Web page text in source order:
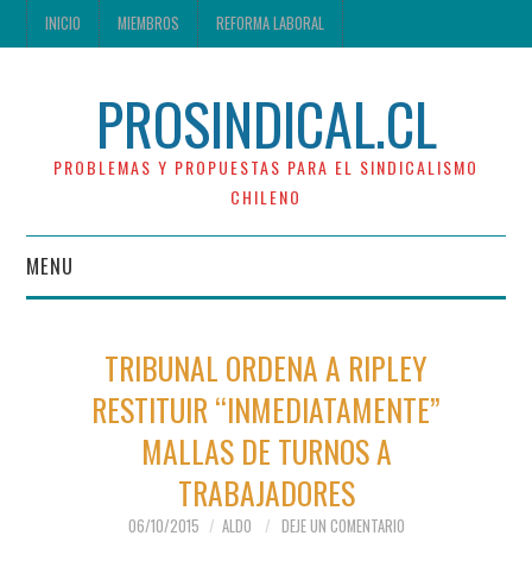
INICIO MIEMBROS REFORMA LABORAL
PROSINDICAL.CL
PROBLEMAS Y PROPUESTAS PARA EL SINDICALISMO
CHILENO
MENU
MIEMBROS
REFORMA LABORAL
TRIBUNAL ORDENA A RIPLEY
RESTITUIR “INMEDIATAMENTE”
MALLAS DE TURNOS A
TRABAJADORES
06/10/2015 ALDO DEJE UN COMENTARIO